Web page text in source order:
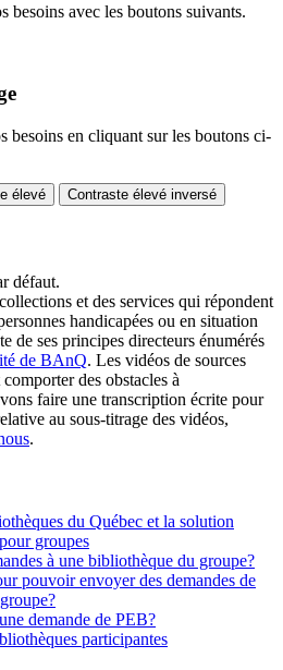
besoins avec les boutons suivants.
besoins en cliquant sur les boutons ci-
élevé Contraste élevé inversé
défaut.
et des services qui répondent
handicapées ou en situation
de ses principes directeurs énumérés
de BAnQ. Les vidéos de sources
des obstacles à
faire une transcription écrite pour
au sous-titrage des vidéos,
.
du Québec et la solution
groupes
à une bibliothèque du groupe?
pouvoir envoyer des demandes de
demande de PEB?
participantes